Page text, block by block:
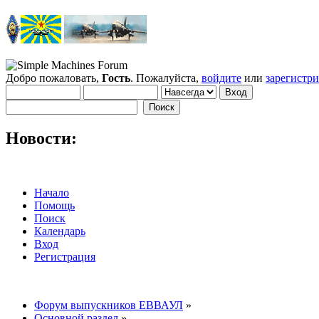
Добро пожаловать, Гость. Пожалуйста, войдите или
Новости:
Начало
Помощь
Поиск
Календарь
Вход
Регистрация
Форум выпускников ЕВВАУЛ »